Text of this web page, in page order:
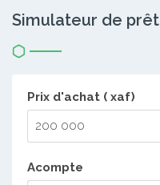
Simulateur de prêt
Prix d'achat ( xaf)
Acompte